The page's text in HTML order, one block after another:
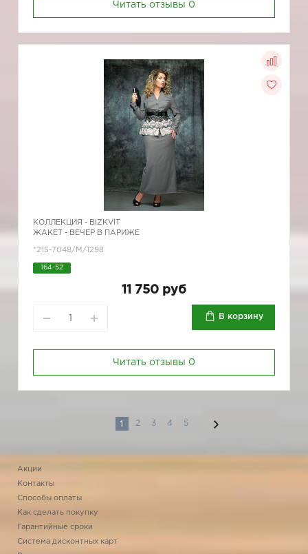
Читать отзывы 0
КОЛЛЕКЦИЯ - BIZKVIT
ЖАКЕТ - ВЕЧЕР В ПАРИЖЕ
*215-7048/M/1298
164-52
11 750 руб
В корзину
Читать отзывы 0
1 2 3 4 5
Акции
Контакты
Способы оплаты
Как сделать покупку
Гарантийные сроки
Система дисконтных карт